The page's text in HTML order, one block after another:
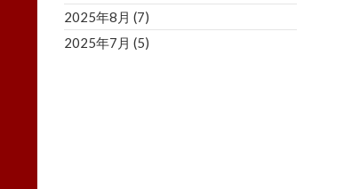
2025年8月 (7)
2025年7月 (5)